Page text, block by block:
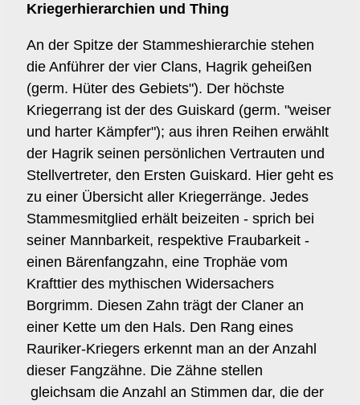
Kriegerhierarchien und Thing
An der Spitze der Stammeshierarchie stehen
die Anführer der vier Clans, Hagrik geheißen
(germ. Hüter des Gebiets"). Der höchste
Kriegerrang ist der des Guiskard (germ. "weiser
und harter Kämpfer"); aus ihren Reihen erwählt
der Hagrik seinen persönlichen Vertrauten und
Stellvertreter, den Ersten Guiskard. Hier geht es
zu einer Übersicht aller Kriegerränge. Jedes
Stammesmitglied erhält beizeiten - sprich bei
seiner Mannbarkeit, respektive Fraubarkeit -
einen Bärenfangzahn, eine Trophäe vom
Krafttier des mythischen Widersachers
Borgrimm. Diesen Zahn trägt der Claner an
einer Kette um den Hals. Den Rang eines
Rauriker-Kriegers erkennt man an der Anzahl
dieser Fangzähne. Die Zähne stellen
gleichsam die Anzahl an Stimmen dar, die der